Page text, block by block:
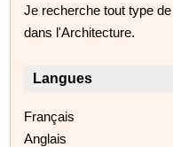
Je recherche tout type
dans l'Architecture.
Langues
Français
Anglais